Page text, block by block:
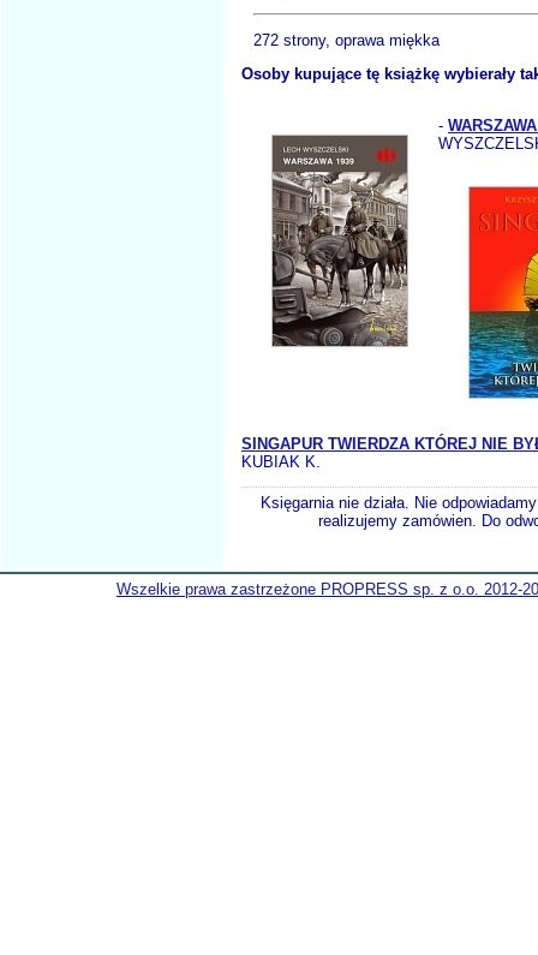
272 strony, oprawa miękka
Osoby kupujące tę książkę wybierały
-
SINGAPUR TWIERDZA KTÓREJ NIE
KUBIAK K.
Księgarnia nie działa. Nie
realizujemy zamówien. Do
Wszelkie prawa zastrzeżone PROPRESS sp. z o.o. 2012-